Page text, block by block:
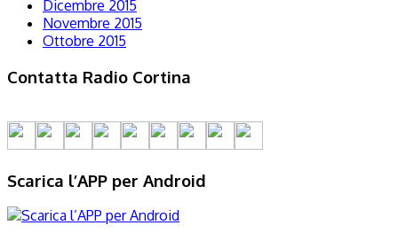
Dicembre 2015
Novembre 2015
Ottobre 2015
Contatta Radio Cortina
Scarica l’APP per Android